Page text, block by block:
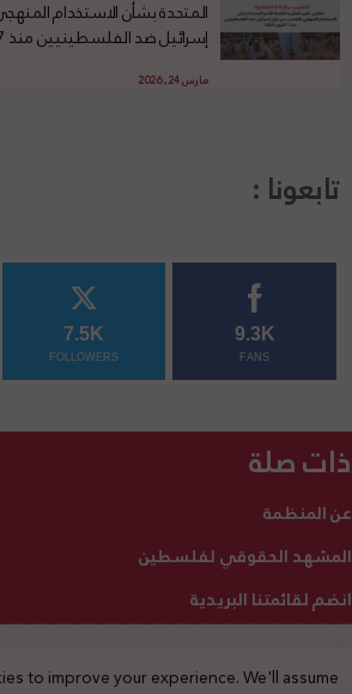
المتحدة بشأن الاستخدام
إسرائيل ضد الفلسطينيين منذ 7 أكتوبر 2023
مارس 24, 2026
تابعونا :
9.3K
FANS
7.5K
FOLLOWERS
ذات صلة
عن المنظمة
المشهد الحقوقي لفلسطين
انضم لقائمتنا البريدية
to improve your experience. We'll assume